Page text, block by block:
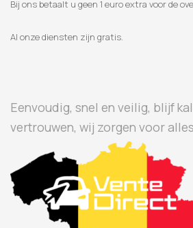
Bij ons betaalt u geen 1 euro extra voor de
Al onze diensten zijn gratis.
Eenvoudig, snel en veilig, blijf
vertrouwen, wij zorgen voor